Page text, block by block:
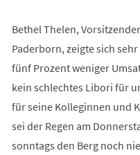
Bethel Thelen,
Paderborn, zeigte sich
fünf Prozent weniger
kein schlechtes Libori für
für seine Kolleginnen und
sei der Regen am
sonntags den Berg noch